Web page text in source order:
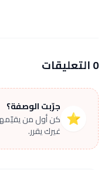
0 التعليقات
⭐
جرّبت الوصفة؟
كن أول من
غيرك يقرر.